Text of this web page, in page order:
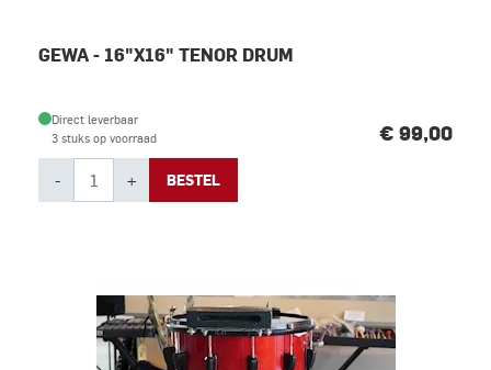
GEWA - 16"X16" TENOR DRUM
Direct leverbaar
3 stuks op voorraad
€ 99,00
- + BESTEL